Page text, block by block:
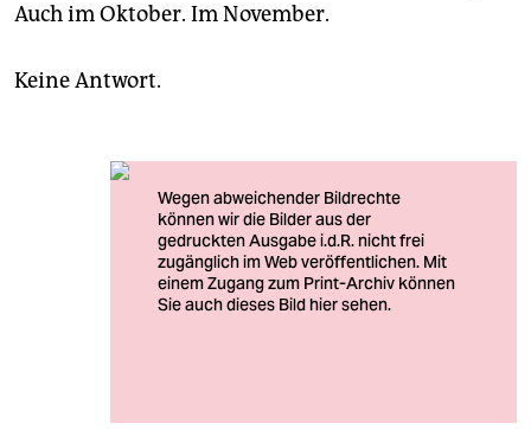
Auch im Oktober. Im November.
Keine Antwort.